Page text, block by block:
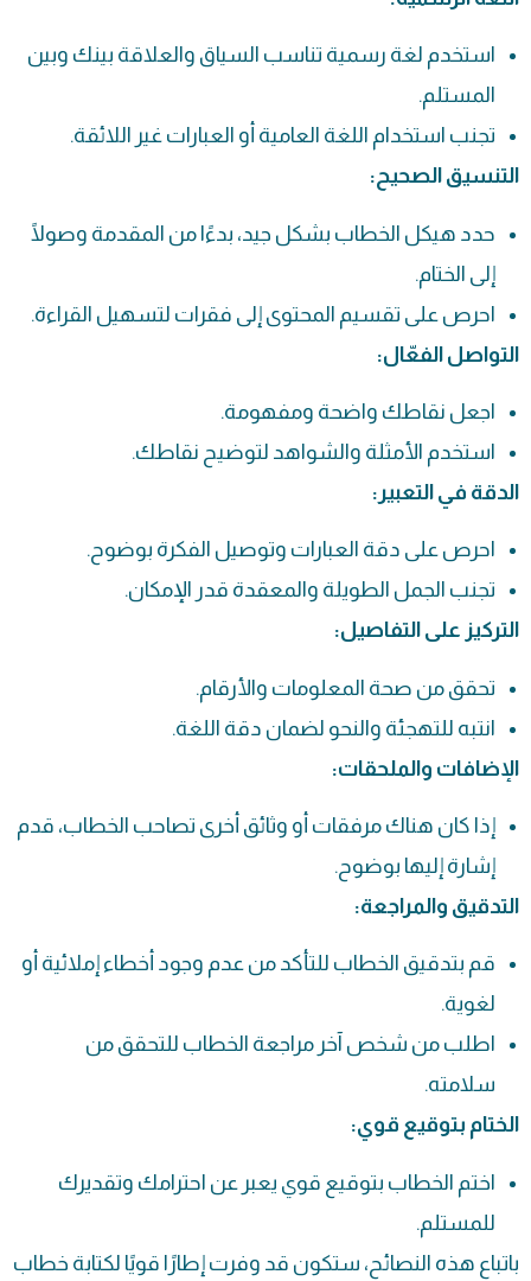
استخدم لغة رسمية تناسب السياق والعلاقة بينك وبين
المستلم.
تجنب استخدام اللغة العامية أو العبارات غير اللائقة.
التنسيق الصحيح:
حدد هيكل الخطاب بشكل جيد، بدءًا من المقدمة وصولًا
إلى الختام.
احرص على تقسيم المحتوى إلى فقرات لتسهيل القراءة.
التواصل الفعّال:
اجعل نقاطك واضحة ومفهومة.
استخدم الأمثلة والشواهد لتوضيح نقاطك.
الدقة في التعبير:
احرص على دقة العبارات وتوصيل الفكرة بوضوح.
تجنب الجمل الطويلة والمعقدة قدر الإمكان.
التركيز على التفاصيل:
تحقق من صحة المعلومات والأرقام.
انتبه للتهجئة والنحو لضمان دقة اللغة.
الإضافات والملحقات:
إذا كان هناك مرفقات أو وثائق أخرى تصاحب الخطاب، قدم
إشارة إليها بوضوح.
التدقيق والمراجعة:
قم بتدقيق الخطاب للتأكد من عدم وجود أخطاء إملائية أو
لغوية.
اطلب من شخص آخر مراجعة الخطاب للتحقق من
سلامته.
الختام بتوقيع قوي:
اختم الخطاب بتوقيع قوي يعبر عن احترامك وتقديرك
للمستلم.
باتباع هذه النصائح، ستكون قد وفرت إطارًا قويًا لكتابة خطاب